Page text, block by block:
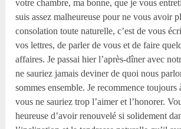
votre chambre, ma bonne, que je vous
suis assez malheureuse pour ne vous avoir
consolation toute naturelle, c’est de vous
vos lettres, de parler de vous et de faire
affaires. Je passai hier l’après-dîner avec
ne sauriez jamais deviner de quoi nous
sommes ensemble. Je recommence toujours
vous ne sauriez trop l’aimer et l’honorer.
heureuse d’avoir renouvelé si solidement